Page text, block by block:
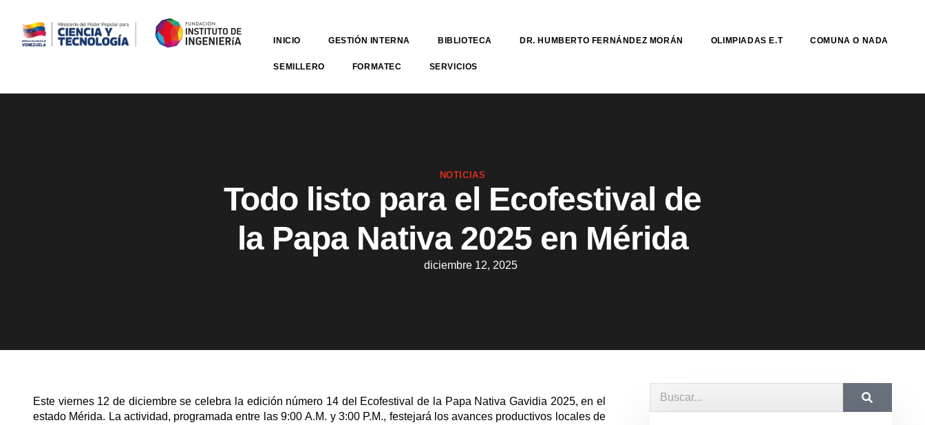
INICIO GESTIÓN INTERNA BIBLIOTECA DR. HUMBERTO FERNÁNDEZ MORÁN OLIMPIADAS E.T COMUNA O NADA
SEMILLERO FORMATEC SERVICIOS
NOTICIAS
Todo listo para el Ecofestival de
la Papa Nativa 2025 en Mérida
diciembre 12, 2025
Este viernes 12 de diciembre se celebra la edición número 14 del Ecofestival de la Papa Nativa Gavidia 2025, en el
estado Mérida. La actividad, programada entre las 9:00 A.M. y 3:00 P.M., festejará los avances productivos locales de